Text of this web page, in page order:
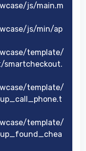
js/main.m
js/min/ap
template/
template/
template/